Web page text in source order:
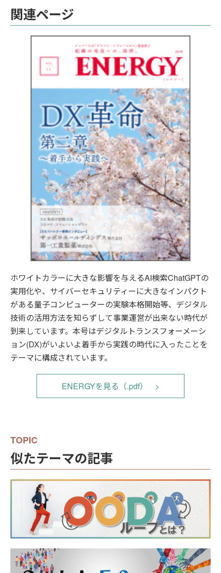
関連ページ
ホワイトカラーに大きな影響を与えるAI検索ChatGPTの
実用化や、サイバーセキュリティーに大きなインパクト
がある量子コンピューターの実験本格開始等、デジタル
技術の活用方法を知らずして事業運営が出来ない時代が
到来しています。本号はデジタルトランスフォーメーシ
ョン(DX)がいよいよ着手から実践の時代に入ったことを
テーマに構成されています。
ENERGYを見る（.pdf）
似たテーマの記事